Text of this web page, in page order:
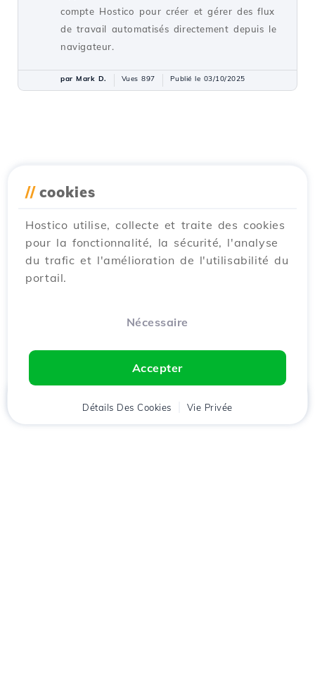
compte Hostico pour créer et gérer des flux
de travail automatisés directement depuis le
navigateur.
par Mark D. Vues 897 Publié le 03/10/2025
// cookies
Hostico utilise, collecte et traite des cookies
pour la fonctionnalité, la sécurité, l'analyse
du trafic et l'amélioration de l'utilisabilité du
portail.
Nécessaire
Accepter
Détails Des Cookies Vie Privée
Client Panier Chat